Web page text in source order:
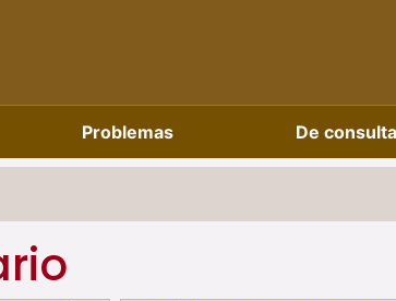
Problemas De consulta